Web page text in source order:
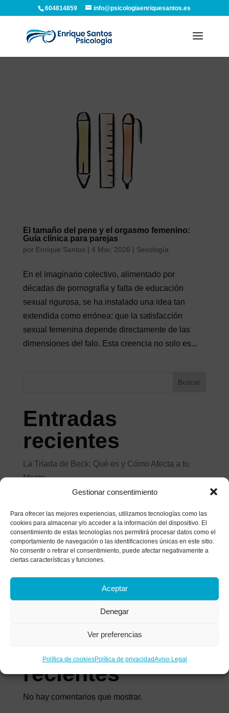
Gestionar consentimiento
Para ofrecer las mejores experiencias, utilizamos tecnologías como las
cookies para almacenar y/o acceder a la información del dispositivo. El
consentimiento de estas tecnologías nos permitirá procesar datos como el
comportamiento de navegación o las identificaciones únicas en este sitio.
No consentir o retirar el consentimiento, puede afectar negativamente a
ciertas características y funciones.
Aceptar
Denegar
Ver preferencias
Política de cookiesPolítica de privacidadAviso Legal
604814859 info@psicologiaenriquesantos.es
El tamaño del pene y el orgasmo femenino:
Guía clínica para parejas
por Enrique Santos | 4 Mar, 2026 | Sexología
En el imaginario colectivo, alimentado por
décadas de pornografía y falta de educación
sexual rigurosa, se ha instalado una idea tan
extendida como errónea: que la satisfacción
sexual femenina depende directamente de las
dimensiones del falo. Esta creencia no solo es...
Buscar
Entradas
recientes
La Tríada de Beck: Qué es y Cómo Afecta a tu
Mente
Estilos de afrontamiento: ¿Cómo gestionas el
malestar?
Historia de un matrimonio bajo el microscopio: el
análisis de las heridas que apagan el amor
¿Tratas de parar tu mente? Descubre por qué
síntomas de una adicción invisible
Comentarios
recientes
No hay comentarios que mostrar.